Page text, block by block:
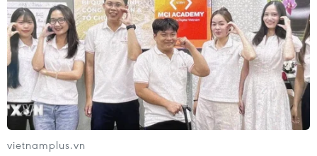
với mối quan hệ đồng minh song phương.
vietnamplus.vn